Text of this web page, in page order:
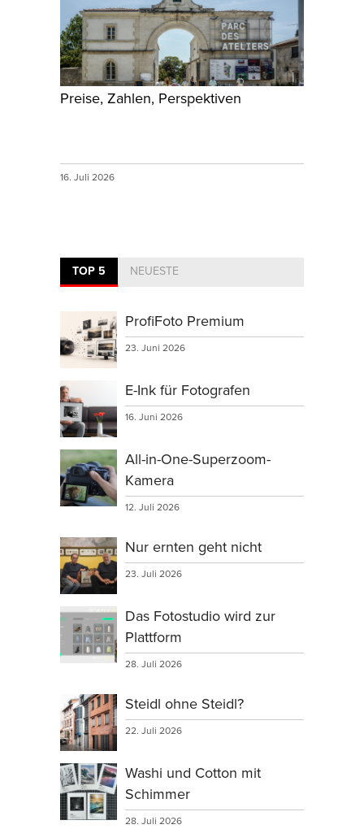
Preise, Zahlen, Perspektiven
16. Juli 2026
TOP 5 NEUESTE
ProfiFoto Premium
23. Juni 2026
E-Ink für Fotografen
16. Juni 2026
All-in-One-Superzoom-
Kamera
12. Juli 2026
Nur ernten geht nicht
23. Juli 2026
Das Fotostudio wird zur
Plattform
28. Juli 2026
Steidl ohne Steidl?
22. Juli 2026
Washi und Cotton mit
Schimmer
28. Juli 2026